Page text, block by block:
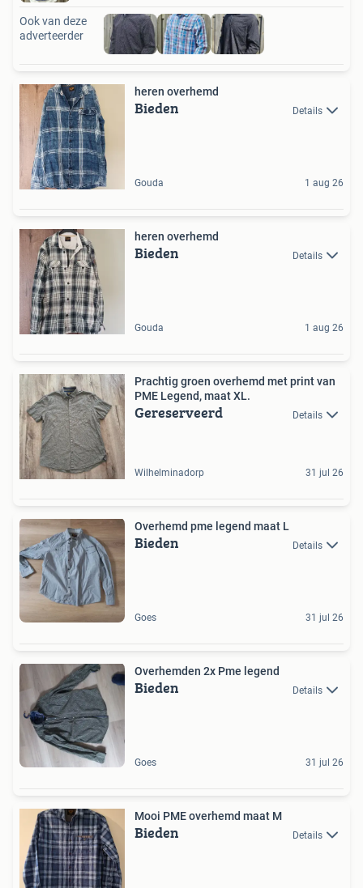
Ook van deze
adverteerder
heren overhemd
Bieden Details
Gouda 1 aug 26
heren overhemd
Bieden Details
Gouda 1 aug 26
Prachtig groen overhemd met print van
PME Legend, maat XL.
Gereserveerd Details
Wilhelminadorp 31 jul 26
Overhemd pme legend maat L
Bieden Details
Goes 31 jul 26
Overhemden 2x Pme legend
Bieden Details
Goes 31 jul 26
Mooi PME overhemd maat M
Bieden Details